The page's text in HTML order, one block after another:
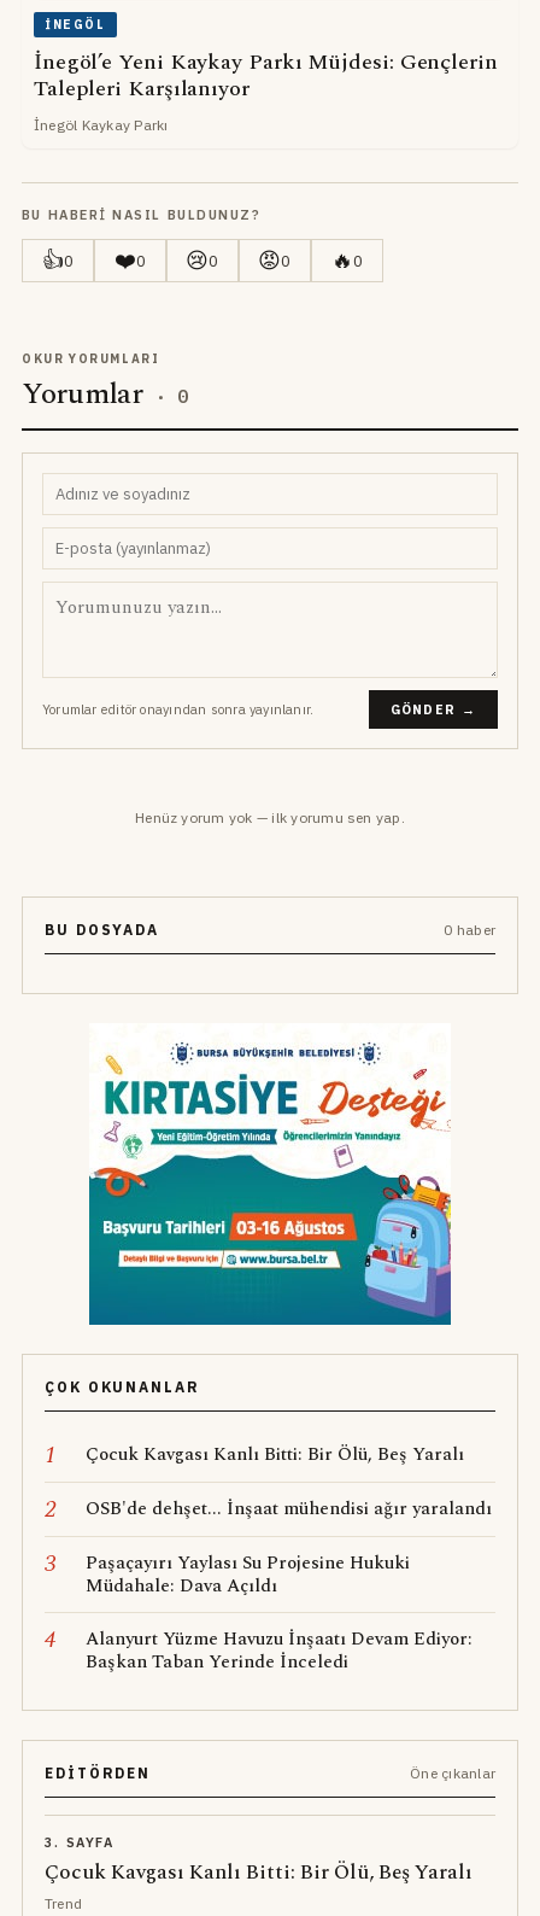
İNEGÖL
İnegöl’e Yeni Kaykay Parkı Müjdesi: Gençlerin
Talepleri Karşılanıyor
İnegöl Kaykay Parkı
BU HABERI NASIL BULDUNUZ?
👍0 ❤️0 😢0 😡0 🔥0
OKUR YORUMLARI
Yorumlar · 0
Yorumlar editör onayından sonra yayınlanır. GÖNDER →
Henüz yorum yok — ilk yorumu sen yap.
BU DOSYADA 0 haber
ÇOK OKUNANLAR
1 Çocuk Kavgası Kanlı Bitti: Bir Ölü, Beş Yaralı
2 OSB'de dehşet... İnşaat mühendisi ağır yaralandı
3
Paşaçayırı Yaylası Su Projesine Hukuki
Müdahale: Dava Açıldı
4
Alanyurt Yüzme Havuzu İnşaatı Devam Ediyor:
Başkan Taban Yerinde İnceledi
EDITÖRDEN Öne çıkanlar
3. SAYFA
Çocuk Kavgası Kanlı Bitti: Bir Ölü, Beş Yaralı
Trend